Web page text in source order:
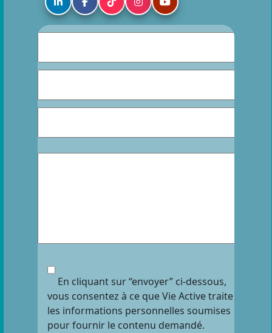
En cliquant sur “envoyer” ci-dessous,
vous consentez à ce que Vie Active traite
les informations personnelles soumises
pour fournir le contenu demandé.